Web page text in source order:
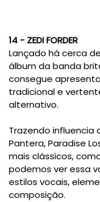
14 - ZEDI FORDER
Lançado há cerca
álbum da banda
consegue
tradicional e
alternativo.
Trazendo influencia
Pantera, Paradise
mais clássicos,
podemos ver essa
estilos vocais,
composição.